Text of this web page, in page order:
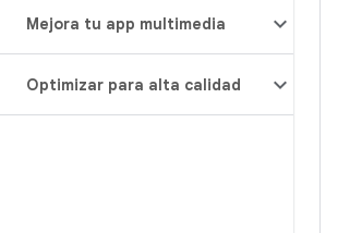
Mejora tu app multimedia
Optimizar para alta calidad